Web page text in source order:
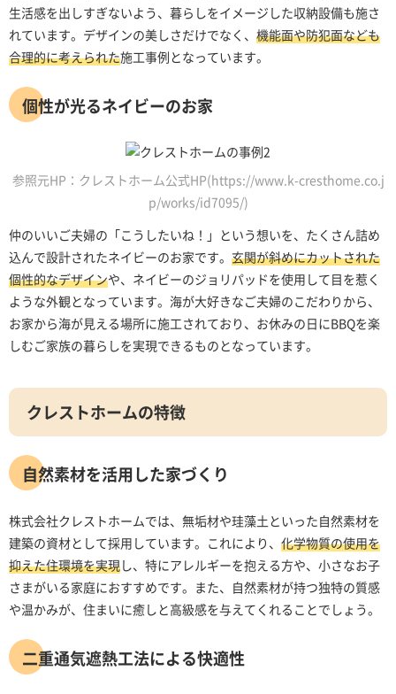
生活感を出しすぎないよう、暮らしをイメージした収納設備も施さ
れています。デザインの美しさだけでなく、 機能面や防犯面なども
合理的に考えられた施工事例となっています。
個性が光るネイビーのお家
参照元HP：クレストホーム公式HP(https://www.k-cresthome.co.j
p/works/id7095/)
仲のいいご夫婦の「こうしたいね！」という想いを、たくさん詰め
込んで設計されたネイビーのお家です。 玄関が斜めにカットされた
個性的なデザインや、ネイビーのジョリパッドを使用して目を惹く
ような外観となっています。海が大好きなご夫婦のこだわりから、
お家から海が見える場所に施工されており、お休みの日にBBQを楽
しむご家族の暮らしを実現できるものとなっています。
クレストホームの特徴
自然素材を活用した家づくり
株式会社クレストホームでは、無垢材や珪藻土といった自然素材を
建築の資材として採用しています。これにより、 化学物質の使用を
抑えた住環境を実現し、特にアレルギーを抱える方や、小さなお子
さまがいる家庭におすすめです。また、自然素材が持つ独特の質感
や温かみが、住まいに癒しと高級感を与えてくれることでしょう。
二重通気遮熱工法による快適性